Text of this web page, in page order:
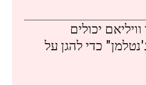
יכולים
כדי להגן על